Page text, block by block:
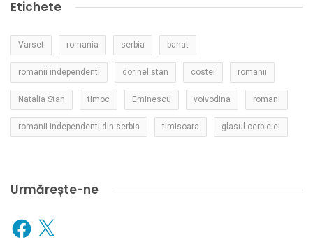
Etichete
Varset romania serbia banat
romanii independenti dorinel stan costei romanii
Natalia Stan timoc Eminescu voivodina romani
romanii independenti din serbia timisoara glasul cerbiciei
Urmărește-ne
Facebook
X